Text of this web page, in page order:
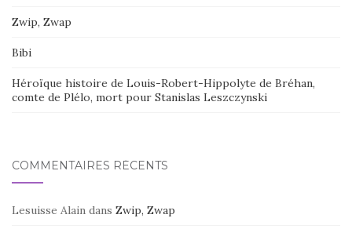
Zwip, Zwap
Bibi
Héroïque histoire de Louis-Robert-Hippolyte de Bréhan,
comte de Plélo, mort pour Stanislas Leszczynski
COMMENTAIRES RÉCENTS
Lesuisse Alain dans Zwip, Zwap